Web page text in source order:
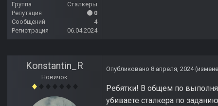
Группа
Сталкеры
Репутация
0
Сообщений
4
Регистрация
06.04.2024
Konstantin_R
Новичок
Опубликовано 8 апреля, 2024
Ребятки! В общем по
убиваете сталкера по